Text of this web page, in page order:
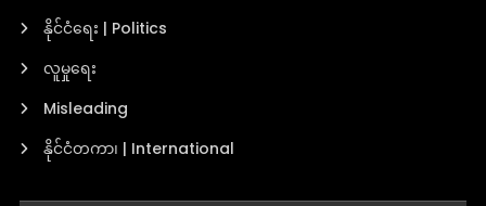
နိုင်ငံရေး | Politics
လူမှုရေး
Misleading
နိုင်ငံတကာ၊ | International